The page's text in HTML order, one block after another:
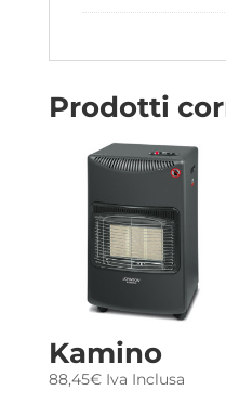
Prodotti
Kamino
88,45€ Iva Inclusa